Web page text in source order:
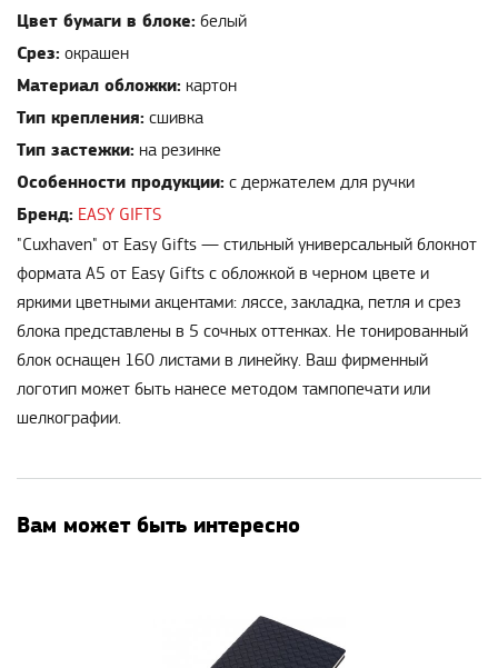
Цвет бумаги в блоке: белый
Срез: окрашен
Материал обложки: картон
Тип крепления: сшивка
Тип застежки: на резинке
Особенности продукции: с держателем для ручки
Бренд: EASY GIFTS
"Cuxhaven" от Easy Gifts — стильный универсальный блокнот
формата А5 от Easy Gifts с обложкой в черном цвете и
яркими цветными акцентами: ляссе, закладка, петля и срез
блока представлены в 5 сочных оттенках. Не тонированный
блок оснащен 160 листами в линейку. Ваш фирменный
логотип может быть нанесе методом тампопечати или
шелкографии.
Вам может быть интересно